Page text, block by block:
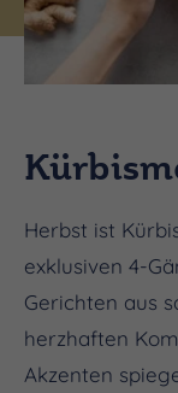
Herbst ist
exklusiven 4-
Gerichten aus
herzhaften
Akzenten